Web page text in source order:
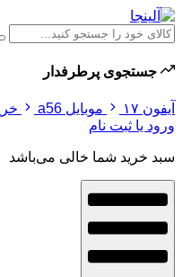
جستجوی پرطرفدار
آیفون ۱۷ موبایل a56
ورود یا ثبت نام
سبد خرید شما خالی می‌باشد